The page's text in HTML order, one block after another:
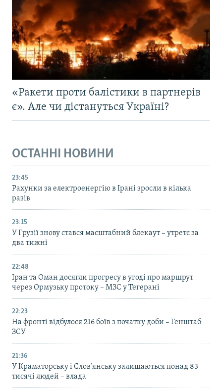
«Ракети проти балістики в партнерів
є». Але чи дістануться Україні?
ОСТАННІ НОВИНИ
23:45
Рахунки за електроенергію в Ірані зросли в кілька
разів
23:15
У Грузії знову стався масштабний блекаут – утретє за
два тижні
22:48
Іран та Оман досягли прогресу в угоді про маршрут
через Ормузьку протоку – МЗС у Тегерані
22:23
На фронті відбулося 216 боїв з початку доби – Генштаб
ЗСУ
21:36
У Краматорську і Слов’янську залишаються понад 83
тисячі людей – влада